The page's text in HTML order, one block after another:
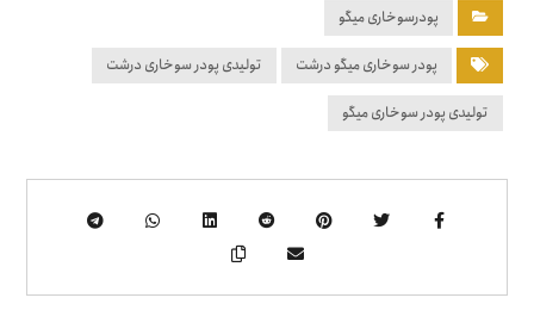
پودرسوخاری میگو
پودر سوخاری میگو درشت تولیدی پودر سوخاری درشت
تولیدی پودر سوخاری میگو